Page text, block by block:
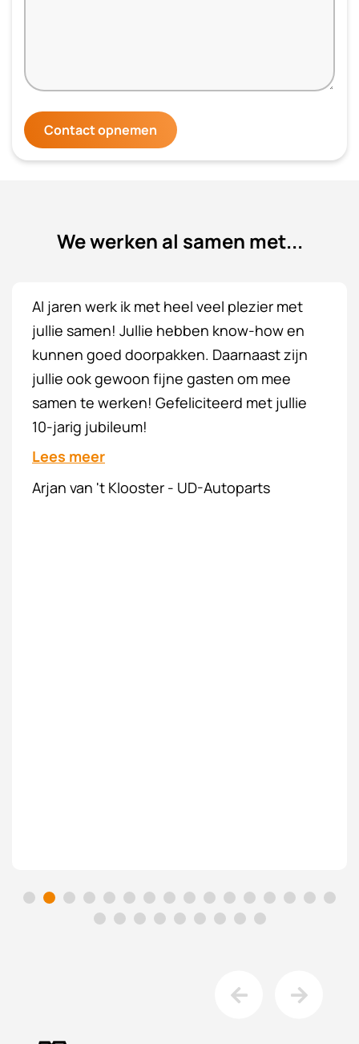
Contact opnemen
We werken al samen met...
Van harte gefeliciteerd met jullie 10 jarig
bestaan. Wie jarig is trakteert. Jullie team is
een ware toevoeging voor mijn bedrijf. En
daarom ben ik dan ook erg blij dat we met
elkaar zijn gematched en ik hoop dat jullie
nog lang dezelfde qwaliteit blijft leveren.
Lees meer
Wesley Verzijl - Qlimaat Totaal